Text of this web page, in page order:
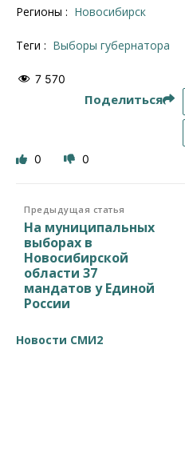
Регионы : Новосибирск
Теги : Выборы губернатора
7 570
Поделиться
0 0
Предыдущая статья
На муниципальных
выборах в
Новосибирской
области 37
мандатов у Единой
России
Новости СМИ2